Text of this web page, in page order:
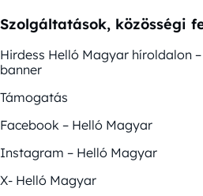
Szolgáltatások, közösségi
Hirdess Helló Magyar híroldalon
banner
Támogatás
Facebook – Helló Magyar
Instagram – Helló Magyar
X- Helló Magyar